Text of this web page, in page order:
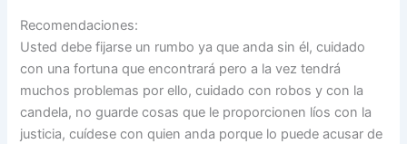
Recomendaciones:
Usted debe fijarse un rumbo ya que anda sin él, cuidado
con una fortuna que encontrará pero a la vez tendrá
muchos problemas por ello, cuidado con robos y con la
candela, no guarde cosas que le proporcionen líos con la
justicia, cuídese con quien anda porque lo puede acusar de